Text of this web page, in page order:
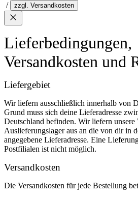
/
zzgl. Versandkosten
Lieferbedingungen,
Versandkosten und
Liefergebiet
Wir liefern ausschließlich innerhalb von
Grund muss sich deine Lieferadresse
Deutschland befinden. Wir liefern unsere
Auslieferungslager aus an die von dir in
angegebene Lieferadresse. Eine
Postfilialen ist nicht möglich.
Versandkosten
Die Versandkosten für jede Bestellung